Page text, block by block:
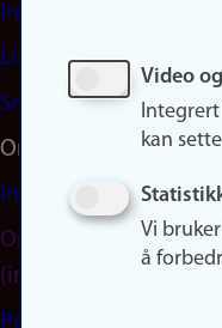
Instagram
LinkedIn
Snapchat
Om nettstedet
Informasjonskapsler
Oppdater samtykke
(informasjonskapsler)
Personvern
Video
Integrert
kan
Vi
å